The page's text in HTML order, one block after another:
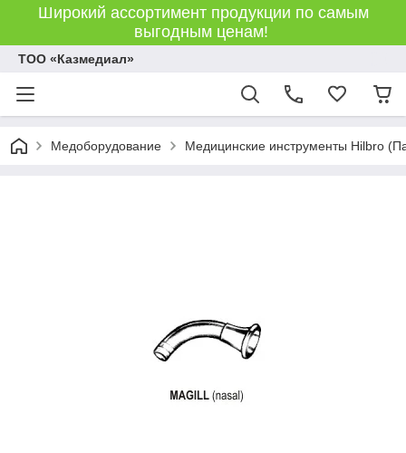
Широкий ассортимент продукции по самым
выгодным ценам!
ТОО «Казмедиал»
Медоборудование Медицинские инструменты Hilbro